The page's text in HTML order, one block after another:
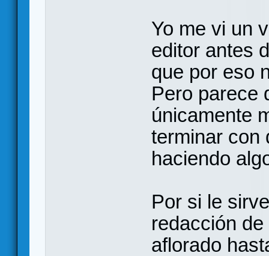
Yo me vi un
editor antes
que por eso
Pero parece
únicamente
terminar con
haciendo
Por si le
redacción
aflorado